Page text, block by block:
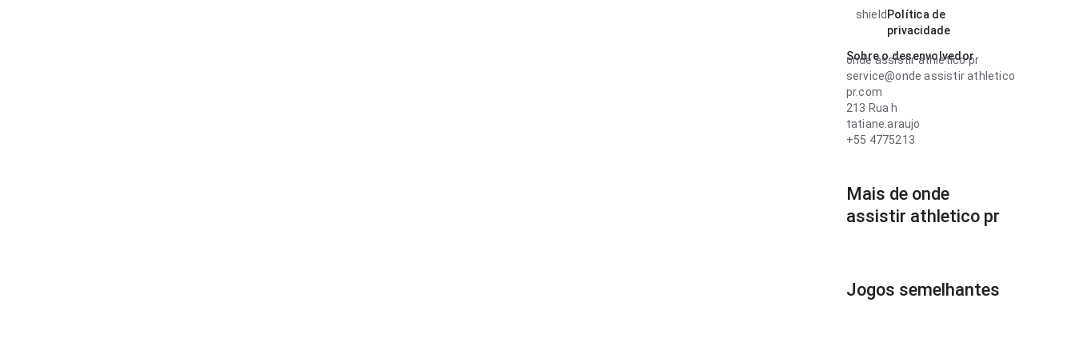
shield Política de
privacidade
Sobre o desenvolvedor
onde assistir athletico pr
service@onde assistir athletico
pr.com
213 Rua h
tatiane.araujo
+55 4775213
Mais de onde
assistir athletico pr
Jogos semelhantes